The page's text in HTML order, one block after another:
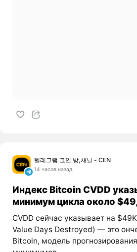
텔레그램 코인 방,채널 - CEN
14 часов назад
Индекс Bitcoin CVDD
минимум цикла около
CVDD сейчас указывает на
Value Days Destroyed) — это
Bitcoin, модель